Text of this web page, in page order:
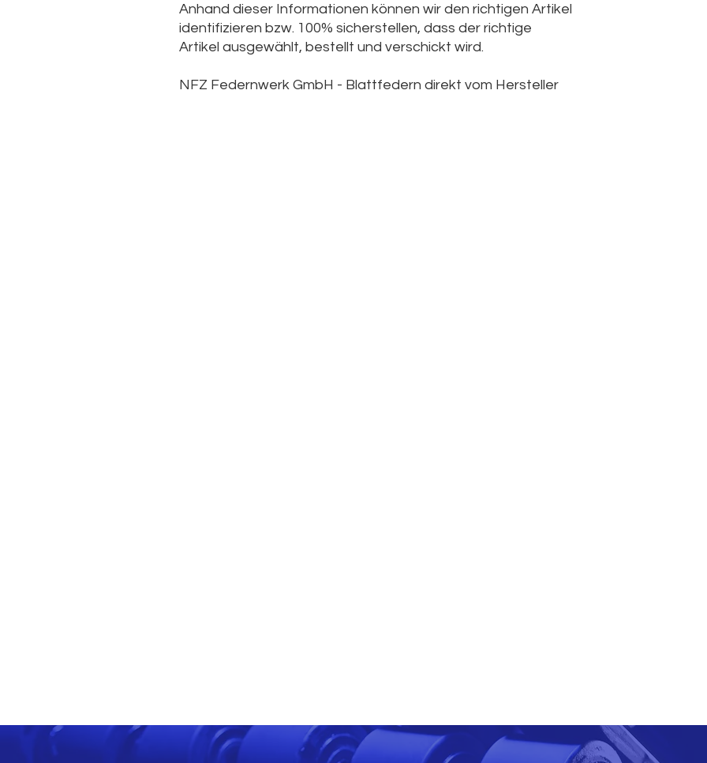
Anhand dieser Informationen können wir den richtigen Artikel
identifizieren bzw. 100% sicherstellen, dass der richtige
Artikel ausgewählt, bestellt und verschickt wird.
NFZ Federnwerk GmbH - Blattfedern direkt vom Hersteller